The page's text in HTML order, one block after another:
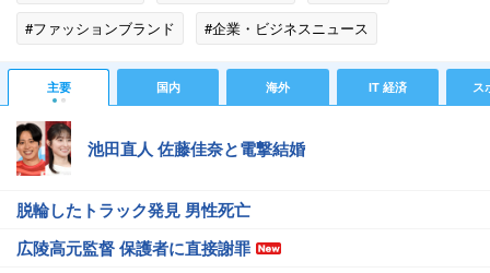
#ファッションブランド
#企業・ビジネスニュース
主要 国内 海外 IT 経済 ス
池田直人 佐藤佳奈と電撃結婚
脱輪したトラック発見 男性死亡
広陵高元監督 保護者に直接謝罪